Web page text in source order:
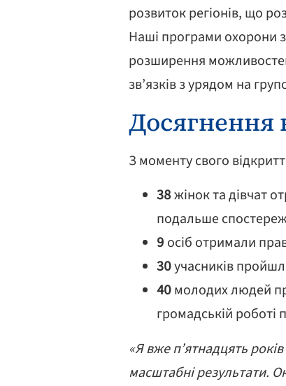
розвиток регіонів, що
Наші програми охорони
розширення
зв’язків з урядом на
Досягнення
З моменту свого
38жінок та дівчат
подальше
9 осіб отримали
30учасників
40молодих людей
громадській роботі
«Я вже п’ятнадцять
масштабні результати.